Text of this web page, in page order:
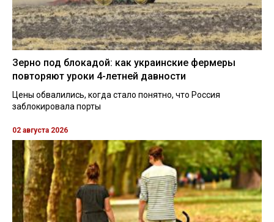
Зерно под блокадой: как украинские фермеры
повторяют уроки 4-летней давности
Цены обвалились, когда стало понятно, что Россия
заблокировала порты
02 августа 2026